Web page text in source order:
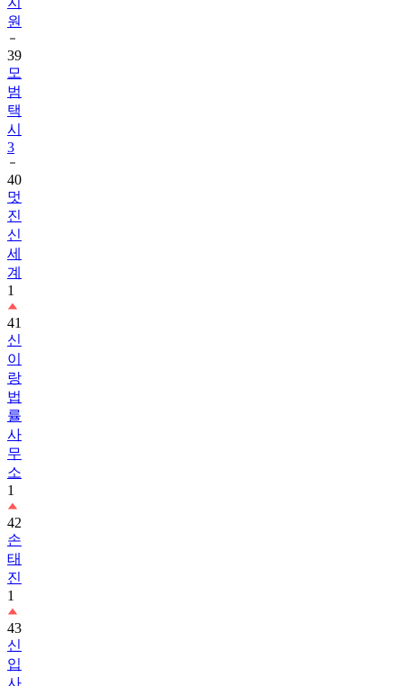
원
39
모
범
택
시
3
40
멋
진
신
세
계
1
41
신
이
랑
법
률
사
무
소
1
42
손
태
진
1
43
신
입
사